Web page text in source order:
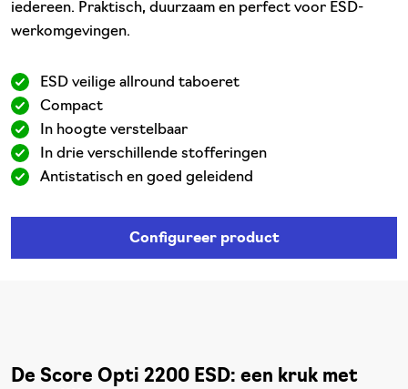
iedereen. Praktisch, duurzaam en perfect voor ESD-
werkomgevingen.
ESD veilige allround taboeret
Compact
In hoogte verstelbaar
In drie verschillende stofferingen
Antistatisch en goed geleidend
Configureer product
De Score Opti 2200 ESD: een kruk met